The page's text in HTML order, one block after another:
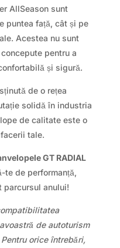
AllSeason sunt
puntea față, cât și pe
Acestea nu sunt
pentru a
și sigură.
de o rețea
solidă în industria
de calitate este o
tale.
GT RADIAL
te de performanță,
parcursul anului!
de autoturism
orice întrebări,